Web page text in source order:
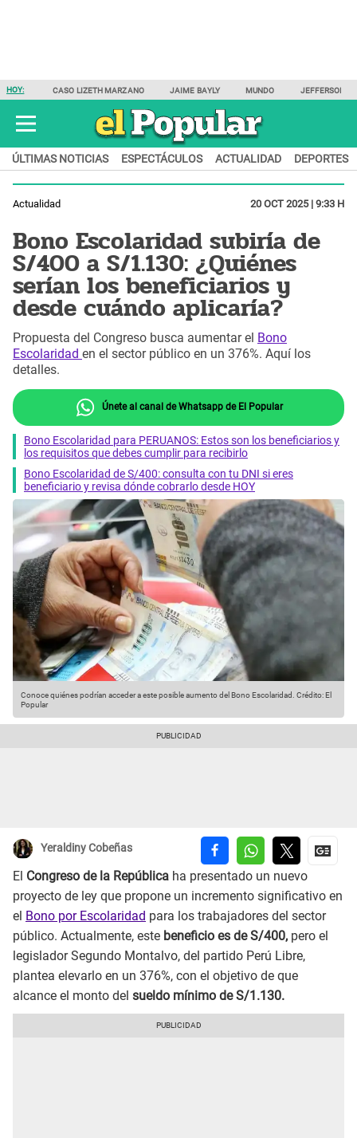
HOY: CASO LIZETH MARZANO JAIME BAYLY MUNDO JEFFERSON
ÚLTIMAS NOTICIAS ESPECTÁCULOS ACTUALIDAD DEPORTES
Actualidad 20 OCT 2025 | 9:33 H
Bono Escolaridad subiría de
S/400 a S/1.130: ¿Quiénes
serían los beneficiarios y
desde cuándo aplicaría?
Propuesta del Congreso busca aumentar el Bono
Escolaridad en el sector público en un 376%. Aquí los
detalles.
Únete al canal de Whatsapp de El Popular
Bono Escolaridad para PERUANOS: Estos son los beneficiarios y
los requisitos que debes cumplir para recibirlo
Bono Escolaridad de S/400: consulta con tu DNI si eres
beneficiario y revisa dónde cobrarlo desde HOY
Conoce quiénes podrían acceder a este posible aumento del Bono Escolaridad. Crédito: El
Popular
Yeraldiny Cobeñas
El Congreso de la República ha presentado un nuevo
proyecto de ley que propone un incremento significativo en
el Bono por Escolaridad para los trabajadores del sector
público. Actualmente, este beneficio es de S/400, pero el
legislador Segundo Montalvo, del partido Perú Libre,
plantea elevarlo en un 376%, con el objetivo de que
alcance el monto del sueldo mínimo de S/1.130.